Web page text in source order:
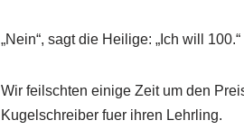
„Nein“, sagt die Heilige: „Ich will 100.“
Wir feilschten einige Zeit um den
Kugelschreiber fuer ihren Lehrling.